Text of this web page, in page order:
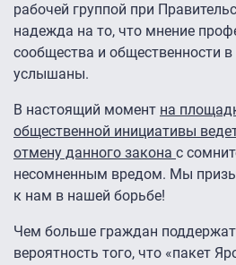
рабочей группой при
надежда на то, что мнение
сообщества и общественности
услышаны.
В настоящий момент на
общественной инициативы
отмену данного закона с
несомненным вредом. Мы
к нам в нашей борьбе!
Чем больше граждан
вероятность того, что «пакет